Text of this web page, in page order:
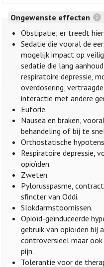
Ongewenste effecten
Obstipatie; er treedt
Sedatie die vooral de
mogelijk impact op
sedatie die lang
respiratoire depressie,
overdosering,
interactie met andere
Euforie.
Nausea en braken,
behandeling of bij te
Orthostatische
Respiratoire depressie,
opioïden.
Zweten.
Pylorusspasme,
sfincter van Oddi.
Slokdarmstoornissen.
Opioïd-geïnduceerde
gebruik van opioïden bij
controversieel maar ook
pijn.
Tolerantie voor de